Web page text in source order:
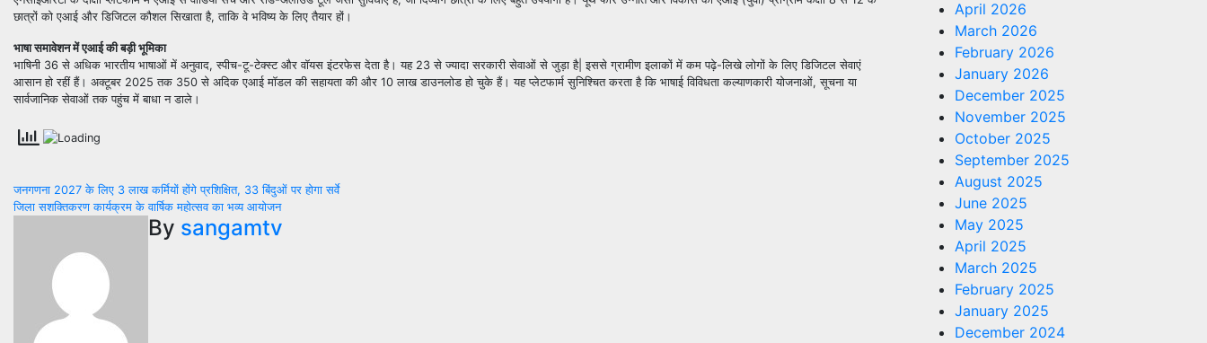
छात्रों को एआई और डिजिटल कौशल सिखाता है, ताकि वे भविष्य के लिए तैयार हों।
भाषा समावेशन में एआई की बड़ी भूमिका
भाषिनी 36 से अधिक भारतीय भाषाओं में अनुवाद, स्पीच-टू-टेक्स्ट और वॉयस इंटरफेस देता है। यह 23 से ज्यादा सरकारी सेवाओं से जुड़ा है| इससे ग्रामीण इलाकों में कम पढ़े-लिखे लोगों के लिए डिजिटल सेवाएं
आसान हो रहीं हैं। अक्टूबर 2025 तक 350 से अदिक एआई मॉडल की सहायता की और 10 लाख डाउनलोड हो चुके हैं। यह प्लेटफार्म सुनिश्चित करता है कि भाषाई विविधता कल्याणकारी योजनाओं, सूचना या
सार्वजानिक सेवाओं तक पहुंच में बाधा न डाले।
Post
navigation
जनगणना 2027 के लिए 3 लाख कर्मियों होंगे प्रशिक्षित, 33 बिंदुओं पर होगा सर्वे
जिला सशक्तिकरण कार्यक्रम के वार्षिक महोत्सव का भव्य आयोजन
By sangamtv
April 2026
March 2026
February 2026
January 2026
December 2025
November 2025
October 2025
September 2025
August 2025
June 2025
May 2025
April 2025
March 2025
February 2025
January 2025
December 2024